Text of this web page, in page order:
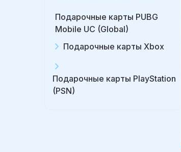
Подарочные карты PUBG
Mobile UC (Global)
Подарочные карты Xbox
Подарочные карты PlayStation
(PSN)